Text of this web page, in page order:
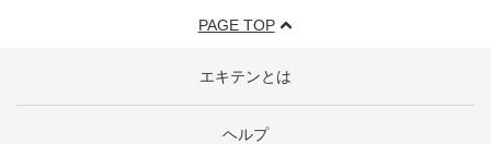
PAGE TOP
エキテンとは
ヘルプ